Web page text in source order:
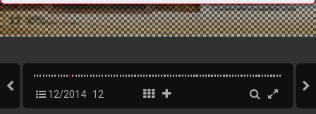
12/2014 12